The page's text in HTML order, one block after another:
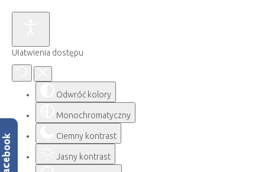
Ułatwienia dostępu
Odwróć kolory
Monochromatyczny
Ciemny kontrast
Jasny kontrast